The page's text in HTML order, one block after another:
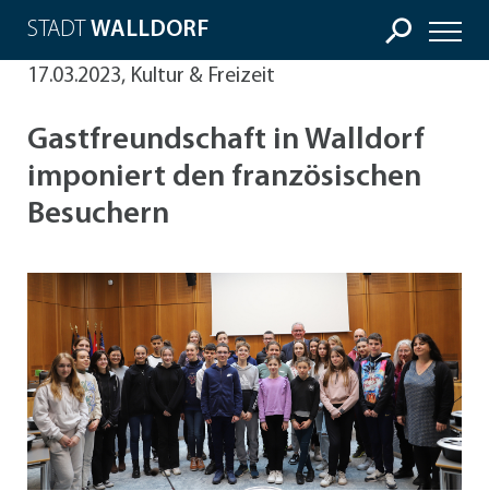
STADT WALLDORF
17.03.2023, Kultur & Freizeit
Gastfreundschaft in Walldorf
imponiert den französischen
Besuchern